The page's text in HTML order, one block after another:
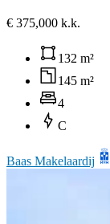
€ 375,000 k.k.
132 m²
145 m²
4
C
Baas Makelaardij